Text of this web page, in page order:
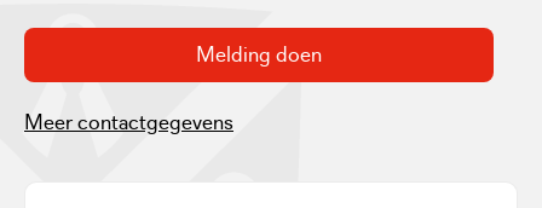
Melding doen
Meer contactgegevens